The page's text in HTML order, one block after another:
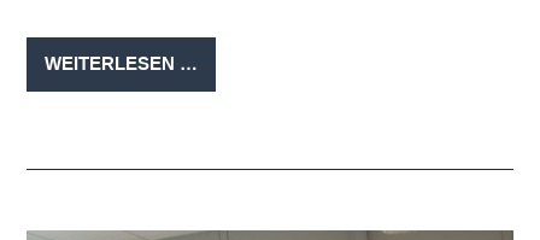
WEITERLESEN …
SCHÜLER
SCHWEDEN